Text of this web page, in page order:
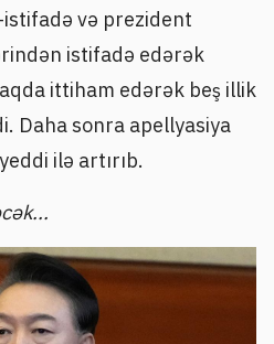
və prezident
istifadə edərək
ittiham edərək beş illik
Daha sonra apellyasiya
ilə artırıb.